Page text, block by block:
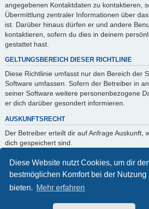
Diese Website nutzt Cookies, um dir
bestmöglichen Komfort bei der Nutzung
bieten. Mehr erfahren
angegebenen Kontaktdaten zu kontaktieren,
Übermittlung zentraler Informationen über
ist. Darüber hinaus dürfen er und andere
kontaktieren, sofern du dies in deinem
gestattet hast.
GELTUNGSBEREICH DIESER RICHTLINIE
Diese Richtlinie umfasst nur den Bereich der
Software umfassen. Sofern der Betreiber in
seiner Software weitere personenbezogene
er dich darüber gesondert informieren.
AUSKUNFTSRECHT
Der Betreiber erteilt dir auf Anfrage Auskunft,
dich gespeichert sind.
Du kannst jederzeit die Löschung bzw.
verlangen. Kontaktiere hierzu bitte den